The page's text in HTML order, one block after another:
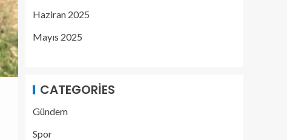
Haziran 2025
Mayıs 2025
CATEGORIES
Gündem
Spor